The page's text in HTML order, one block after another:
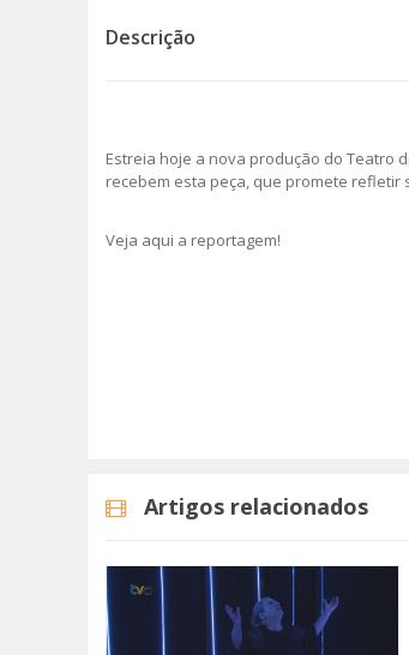
Descrição
Estreia hoje a nova produção do Teatro
recebem esta peça, que promete refletir
Veja aqui a reportagem!
Artigos relacionados